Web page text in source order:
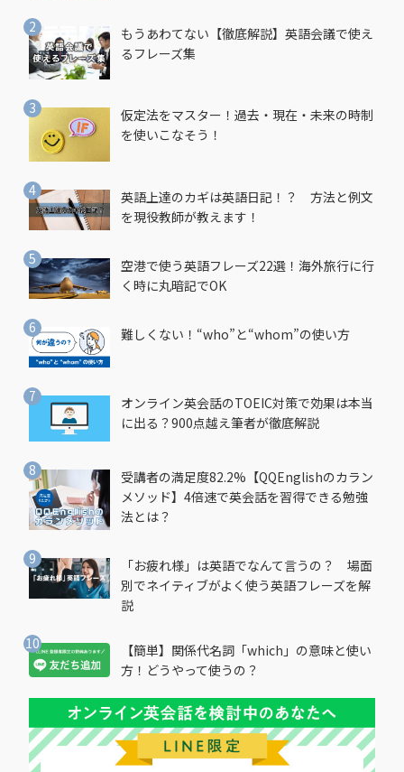
もうあわてない【徹底解説】英語会議で使え
るフレーズ集
仮定法をマスター！過去・現在・未来の時制
を使いこなそう！
英語上達のカギは英語日記！？ 方法と例文
を現役教師が教えます！
空港で使う英語フレーズ22選！海外旅行に行
く時に丸暗記でOK
難しくない！“who”と“whom”の使い方
オンライン英会話のTOEIC対策で効果は本当
に出る？900点越え筆者が徹底解説
受講者の満足度82.2%【QQEnglishのカラン
メソッド】4倍速で英会話を習得できる勉強
法とは？
「お疲れ様」は英語でなんて言うの？ 場面
別でネイティブがよく使う英語フレーズを解
説
【簡単】関係代名詞「which」の意味と使い
方！どうやって使うの？